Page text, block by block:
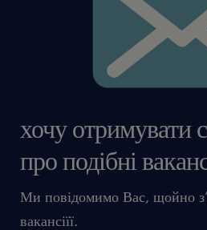
хочу отримувати
про подібні
Ми повідомимо Вас, щойно
вакансіїї.